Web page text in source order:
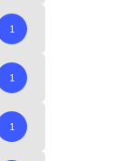
anunciado por
abril 13, 2026
1
1
1